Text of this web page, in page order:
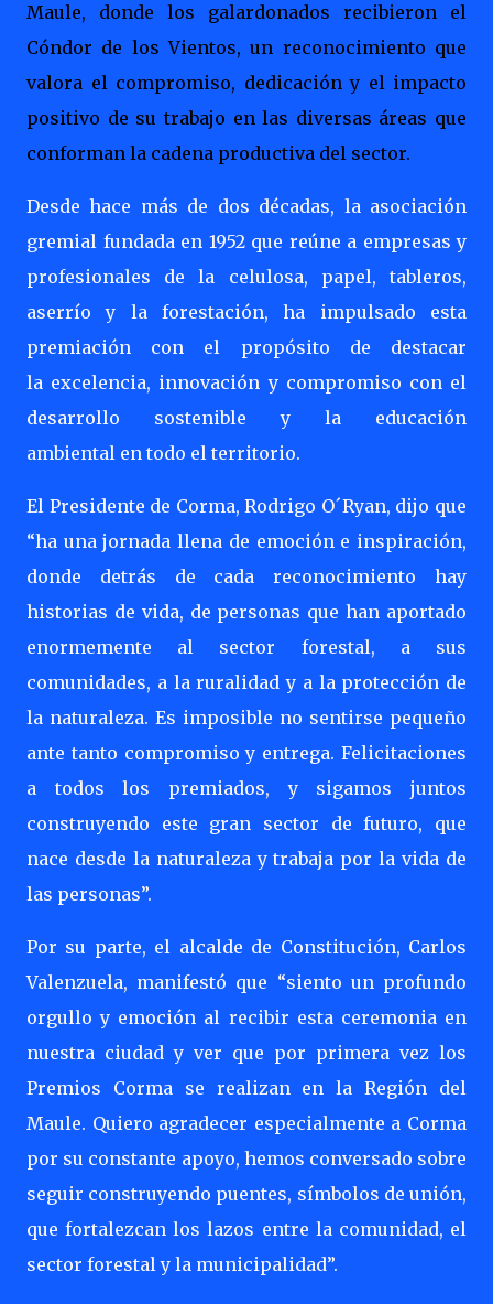
Maule, donde los galardonados recibieron el
Cóndor de los Vientos, un reconocimiento que
valora el compromiso, dedicación y el impacto
positivo de su trabajo en las diversas áreas que
conforman la cadena productiva del sector.
Desde hace más de dos décadas, la asociación
gremial fundada en 1952 que reúne a empresas y
profesionales de la celulosa, papel, tableros,
aserrío y la forestación, ha impulsado esta
premiación con el propósito de destacar
la excelencia, innovación y compromiso con el
desarrollo sostenible y la educación
ambiental en todo el territorio.
El Presidente de Corma, Rodrigo O´Ryan, dijo que
“ha una jornada llena de emoción e inspiración,
donde detrás de cada reconocimiento hay
historias de vida, de personas que han aportado
enormemente al sector forestal, a sus
comunidades, a la ruralidad y a la protección de
la naturaleza. Es imposible no sentirse pequeño
ante tanto compromiso y entrega. Felicitaciones
a todos los premiados, y sigamos juntos
construyendo este gran sector de futuro, que
nace desde la naturaleza y trabaja por la vida de
las personas”.
Por su parte, el alcalde de Constitución, Carlos
Valenzuela, manifestó que “siento un profundo
orgullo y emoción al recibir esta ceremonia en
nuestra ciudad y ver que por primera vez los
Premios Corma se realizan en la Región del
Maule. Quiero agradecer especialmente a Corma
por su constante apoyo, hemos conversado sobre
seguir construyendo puentes, símbolos de unión,
que fortalezcan los lazos entre la comunidad, el
sector forestal y la municipalidad”.